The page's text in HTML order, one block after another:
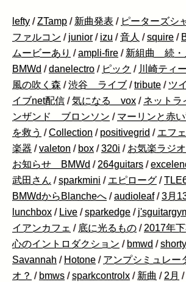
lefty /ZTamp / 新曲発表 / ピーターズシ
ファルコン / junior / izu /音人 /squire /
ムービーあり /ampli-fire / 新組曲 続
BMWd /danelectro / ピック / 川崎ティ
風の吹く森 /渋谷 ライブ /tribute / ツ
イブnet配信 /気になる vox / ネットラ
ンザンド ブロンソン / マーリンと赤
を救う /Collection / positivegrid / エフ
楽器 /valeton / box /320i / お気楽ラジ
お知らせ BMWd / 264guitars /
武田さん /sparkmini / エピローグ /
BMWdからBlancheへ /audioleaf /3月
lunchbox / Live /sparkedge /
イアンカフェ / 底に光るもの / 2017年
心のイントロダクション / bmwd /shorty
Savannah / Hotone / アンプシミュレー
オ？ / bmws /sparkcontrolx / 新曲 / 2月 /